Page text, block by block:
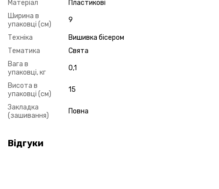
Матеріал
Пластикові
Ширина в
упаковці (см)
9
Техніка
Вишивка бісером
Тематика
Свята
Вага в
упаковці, кг
0,1
Висота в
упаковці (см)
15
Закладка
(зашивання)
Повна
Відгуки